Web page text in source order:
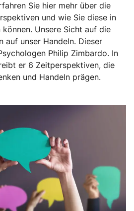
Sie hier mehr über die
und wie Sie diese in
Unsere Sicht auf die
auf unser Handeln. Dieser
Philip Zimbardo. In
er 6 Zeitperspektiven, die
und Handeln prägen.